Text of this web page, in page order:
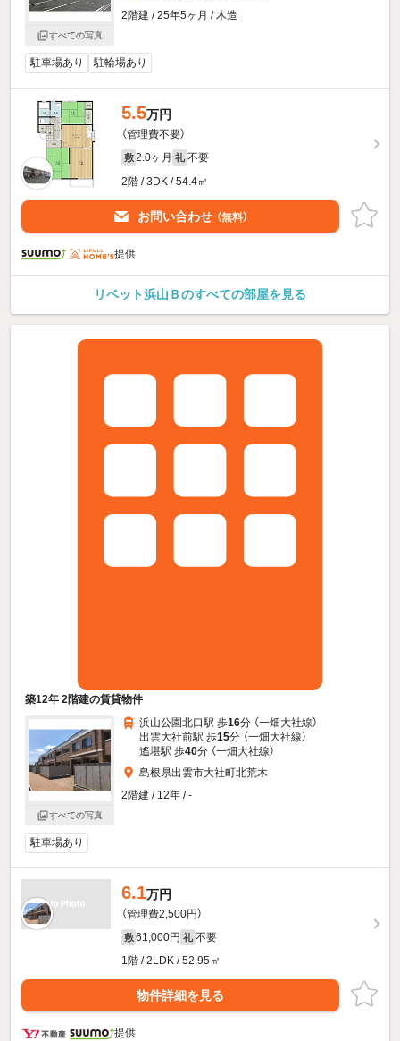
すべての写真
2階建 / 25年5ヶ月 / 木造
駐車場あり 駐輪場あり
5.5万円
（管理費不要）
敷 2.0ヶ月 礼 不要
2階 / 3DK / 54.4㎡
お問い合わせ （無料）
提供
リベット浜山Ｂのすべての部屋を見る
築12年 2階建の賃貸物件
すべての写真
浜山公園北口駅 歩16分 （一畑大社線）
出雲大社前駅 歩15分 （一畑大社線）
遙堪駅 歩40分 （一畑大社線）
島根県出雲市大社町北荒木
2階建 / 12年 / -
駐車場あり
6.1万円
（管理費2,500円）
敷 61,000円 礼 不要
1階 / 2LDK / 52.95㎡
物件詳細を見る
提供